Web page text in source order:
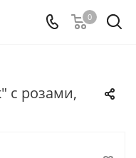
0
с розами,